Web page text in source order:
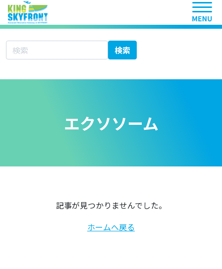
ヘッ
サイト内検索 検索
エクソソーム
記事が見つかりませんでした。
ホームへ戻る